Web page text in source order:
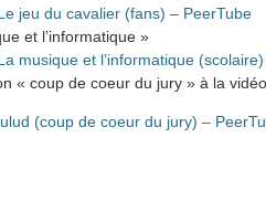
jeu du cavalier (fans) – PeerTube
et l’informatique »
musique et l’informatique
« coup de coeur du jury » à la
(coup de coeur du jury) –